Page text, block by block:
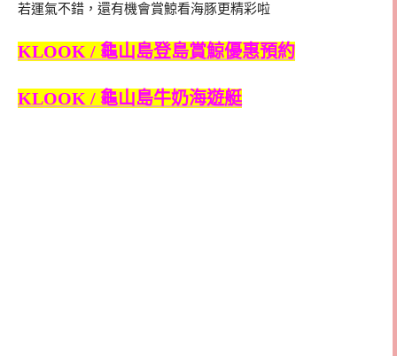
若運氣不錯，還有機會賞鯨看海豚更精彩啦
KLOOK / 龜山島登島賞鯨優惠預約
KLOOK / 龜山島牛奶海遊艇